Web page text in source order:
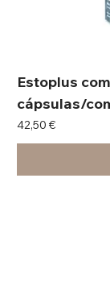
Estoplus
cápsulas/
Precio
42,50 €